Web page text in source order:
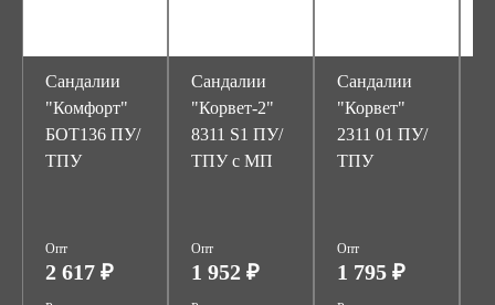
Сандалии
"Комфорт"
БОТ136 ПУ/
ТПУ
Опт
2 617 ₽
Сандалии
"Корвет-2"
8311 S1 ПУ/
ТПУ с МП
Опт
1 952 ₽
Сандалии
"Корвет"
2311 01 ПУ/
ТПУ
Опт
1 795 ₽